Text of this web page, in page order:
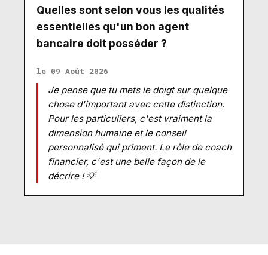
Quelles sont selon vous les qualités
essentielles qu'un bon agent
bancaire doit posséder ?
le 09 Août 2026
Je pense que tu mets le doigt sur quelque
chose d'important avec cette distinction.
Pour les particuliers, c'est vraiment la
dimension humaine et le conseil
personnalisé qui priment. Le rôle de coach
financier, c'est une belle façon de le
décrire ! 💡